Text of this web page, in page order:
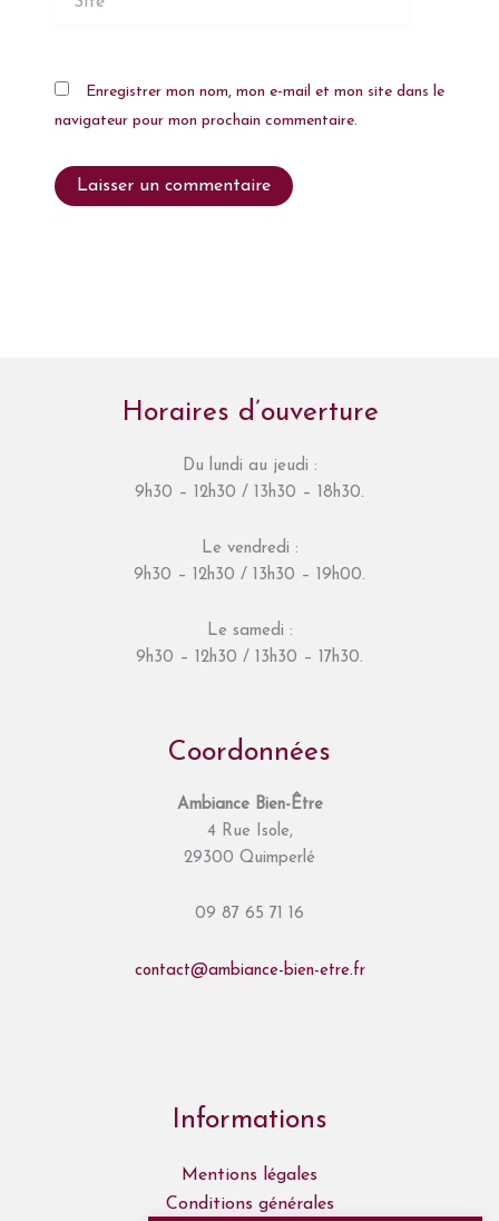
Enregistrer mon nom, mon e-mail et mon site dans le
navigateur pour mon prochain commentaire.
Horaires d’ouverture
Du lundi au jeudi :
9h30 – 12h30 / 13h30 – 18h30.
Le vendredi :
9h30 – 12h30 / 13h30 – 19h00.
Le samedi :
9h30 – 12h30 / 13h30 – 17h30.
Coordonnées
Ambiance Bien-Être
4 Rue Isole,
29300 Quimperlé
09 87 65 71 16
contact@ambiance-bien-etre.fr
Informations
Mentions légales
Conditions générales